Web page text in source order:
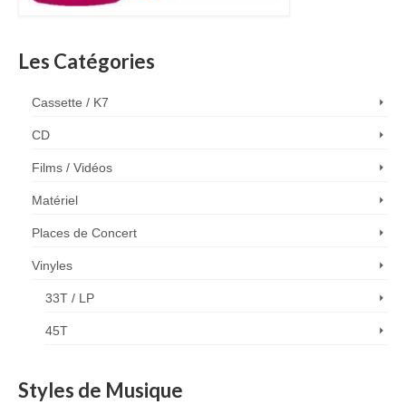
Les Catégories
Cassette / K7
CD
Films / Vidéos
Matériel
Places de Concert
Vinyles
33T / LP
45T
Styles de Musique